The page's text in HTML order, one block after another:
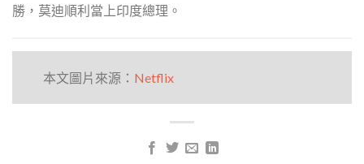
勝，莫迪順利當上印度總理。
本文圖片來源： Netflix